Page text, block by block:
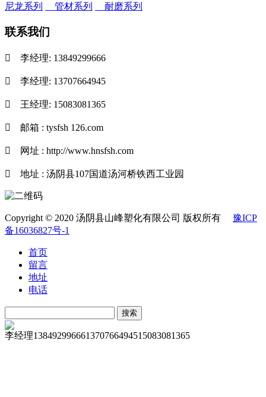
尼龙系列
管材系列 耐磨系列
联系我们
 李经理: 13849299666
 李经理: 13707664945
 王经理: 15083081365
 邮箱 : tysfsh 126.com
 网址 : http://www.hnsfsh.com
 地址 : 汤阴县107国道汤河桥铁西工业园
Copyright © 2020 汤阴县山峰塑化有限公司 版权所有 豫ICP
备16036827号-1
首页
留言
地址
电话
李经理138492996661370766494515083081365